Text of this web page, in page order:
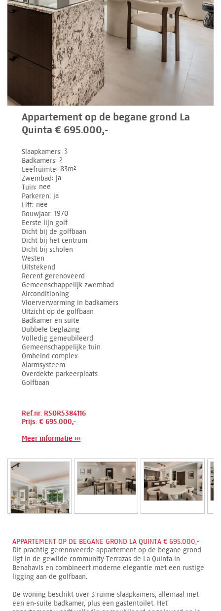
Appartement op de begane grond La
Quinta € 695.000,-
Slaapkamers 3
Badkamers 2
Leefruimte 83m²
Zwembad ja
Tuin nee
Parkeren ja
Lift nee
Bouwjaar 1970
Eerste lijn golf
Dicht bij de golfbaan
Dicht bij het centrum
Dicht bij scholen
Westen
Uitstekend
Recent gerenoveerd
Gemeenschappelijk zwembad
Airconditioning
Vloerverwarming in badkamers
Uitzicht op de golfbaan
Badkamer en suite
Dubbele beglazing
Volledig gemeubileerd
Gemeenschappelijke tuin
Omheind complex
Alarmsysteem
Overdekte parkeerplaats
Golfbaan
Ref.nr: RSOR5384116
Prijs: € 695.000,-
Meer informatie ›››
APPARTEMENT OP DE BEGANE GROND LA QUINTA € 695.000,-
Dit prachtig gerenoveerde appartement op de begane grond
ligt in de gewilde community Terrazas de La Quinta in
Benahavís en combineert moderne elegantie met een rustige
ligging aan de golfbaan.
De woning beschikt over 3 ruime slaapkamers, allemaal met
een en-suite badkamer, plus een gastentoilet. Het